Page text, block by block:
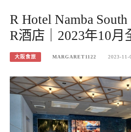
R Hotel Namba
R酒店｜2023年10月
大阪食旅 MARGARET1122 2023-11-